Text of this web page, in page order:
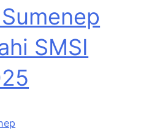
SMSI